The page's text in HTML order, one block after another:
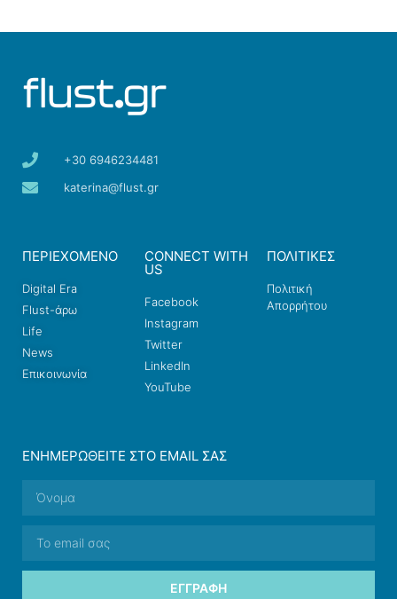
+30 6946234481
katerina@flust.gr
ΠΕΡΙΕΧΟΜΕΝΟ
Digital Era
Flust-άρω
Life
News
Επικοινωνία
CONNECT WITH
US
Facebook
Instagram
Twitter
LinkedIn
YouTube
ΠΟΛΙΤΙΚΕΣ
Πολιτική
Απορρήτου
ΕΝΗΜΕΡΩΘΕΊΤΕ ΣΤΟ EMAIL ΣΑΣ
ΕΓΓΡΑΦΉ